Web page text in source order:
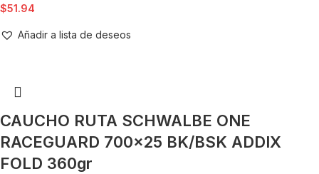
$51.94
Añadir a lista de deseos
CAUCHO RUTA SCHWALBE ONE
RACEGUARD 700×25 BK/BSK ADDIX
FOLD 360gr